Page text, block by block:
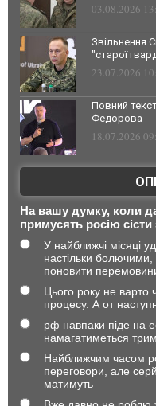
03.08.2026
Звільнення
"старої
23.07.2026
Повний
Федорова
18.07.2026
На вашу думку, коли
примусять росію сісти
У найближчі місяці
настільки
поновити
Цього року не варто
процесу. А от
рф навпаки піде на
намагатиметься
Найближчим часом
переговори, але
матимуть